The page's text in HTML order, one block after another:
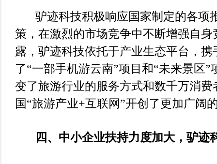
驴迹科技积极响应国家制定的各项
策，在激烈的市场竞争中不断增强自
露，驴迹科技依托于产业生态平台，
了“一部手机游云南”项目和“未来景区
变了旅游行业的服务方式和数千万消
国“旅游产业+互联网”开创了更加广阔
四、中小企业扶持力度加大，驴迹